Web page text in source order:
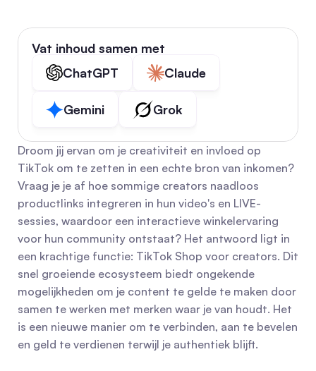
Vat inhoud samen met
ChatGPT
Claude
Gemini Grok
Droom jij ervan om je creativiteit en invloed op
TikTok om te zetten in een echte bron van inkomen?
Vraag je je af hoe sommige creators naadloos
productlinks integreren in hun video's en LIVE-
sessies, waardoor een interactieve winkelervaring
voor hun community ontstaat? Het antwoord ligt in
een krachtige functie: TikTok Shop voor creators. Dit
snel groeiende ecosysteem biedt ongekende
mogelijkheden om je content te gelde te maken door
samen te werken met merken waar je van houdt. Het
is een nieuwe manier om te verbinden, aan te bevelen
en geld te verdienen terwijl je authentiek blijft.